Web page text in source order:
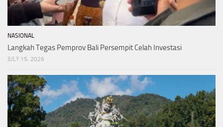
NASIONAL
Langkah Tegas Pemprov Bali Persempit Celah Investasi
JULY 15, 2026